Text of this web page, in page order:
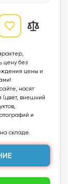
цену без
цены и
носят
(цвет, внешний
и
складе.